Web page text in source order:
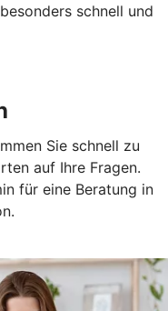
schnell und
Sie schnell zu
auf Ihre Fragen.
für eine Beratung in